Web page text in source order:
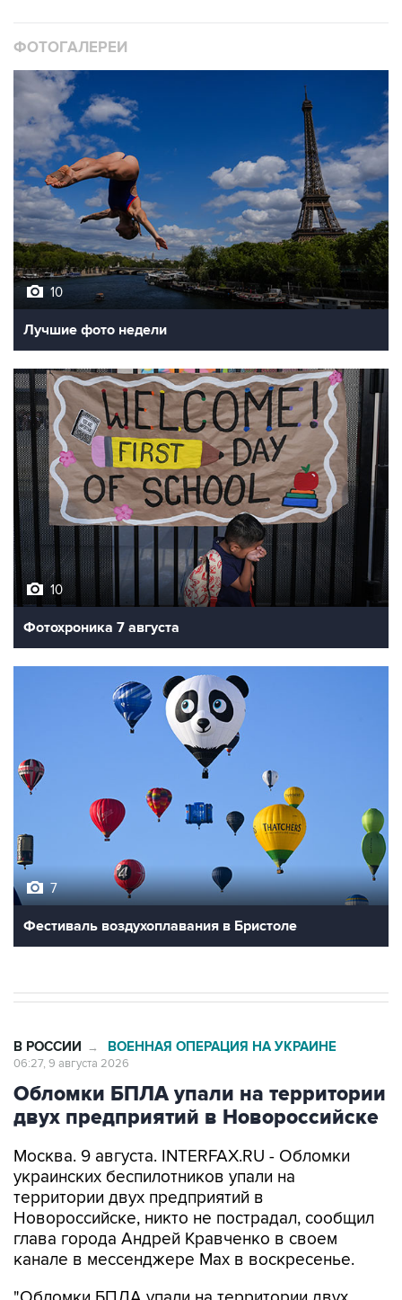
ФОТОГАЛЕРЕИ
10
Лучшие фото недели
10
Фотохроника 7 августа
7
Фестиваль воздухоплавания в Бристоле
В РОССИИ → ВОЕННАЯ ОПЕРАЦИЯ НА УКРАИНЕ
06:27, 9 августа 2026
Обломки БПЛА упали на территории
двух предприятий в Новороссийске
Москва. 9 августа. INTERFAX.RU - Обломки
украинских беспилотников упали на
территории двух предприятий в
Новороссийске, никто не пострадал, сообщил
глава города Андрей Кравченко в своем
канале в мессенджере Max в воскресенье.